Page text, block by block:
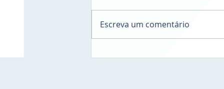
Morar em um Andar Alto
Escreva um comentário